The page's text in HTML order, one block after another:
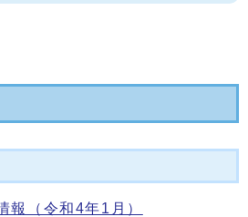
報（令和4年1月）